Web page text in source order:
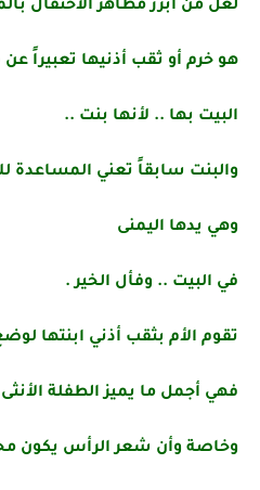
لعل من أبرز مظاهر الاحتفال
هو خرم أو ثقب أذنيها تعبيراً عن
البيت بها .. لأنها بنت ..
والبنت سابقاً تعني المساعدة
وهي يدها اليمنى
في البيت .. وفأل الخير .
تقوم الأم بثقب أذني ابنتها
فهي أجمل ما يميز الطفلة
وخاصة وأن شعر الرأس يكون